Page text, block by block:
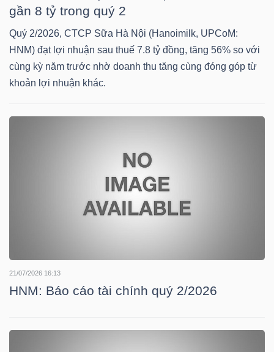
gần 8 tỷ trong quý 2
Quý 2/2026, CTCP Sữa Hà Nội (Hanoimilk, UPCoM:
HNM) đạt lợi nhuận sau thuế 7.8 tỷ đồng, tăng 56% so với
cùng kỳ năm trước nhờ doanh thu tăng cùng đóng góp từ
khoản lợi nhuận khác.
21/07/2026 16:13
HNM: Báo cáo tài chính quý 2/2026
NGÀNH
SINH